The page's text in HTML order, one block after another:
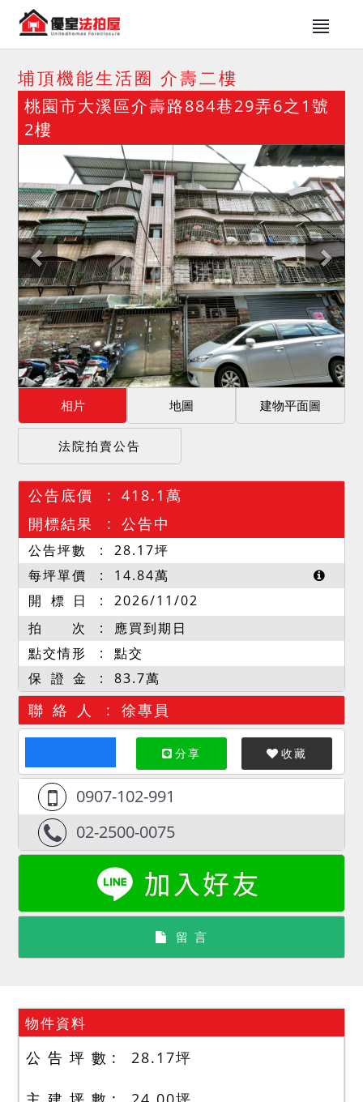
埔頂機能生活圈 介壽二樓
桃園市大溪區介壽路884巷29弄6之1號
2樓
相片 地圖 建物平面圖
法院拍賣公告
公告底價
418.1萬
開標結果
公告中
公告坪數 28.17坪
每坪單價
14.84萬
開 標 日
2026/11/02
拍 次
應買到期日
點交情形
點交
保 證 金
83.7萬
聯 絡 人 徐專員
分享 收藏
0907-102-991
02-2500-0075
留 言
物件資料
公 告 坪 數 28.17坪